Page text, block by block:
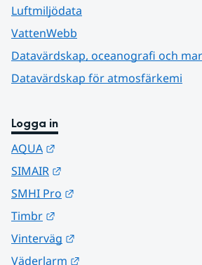
Luftmiljödata
VattenWebb
Datavärdskap, oceanografi och
Datavärdskap för atmosfärkemi
Logga in
AQUA
SIMAIR
SMHI Pro
Timbr
Vinterväg
Väderlarm